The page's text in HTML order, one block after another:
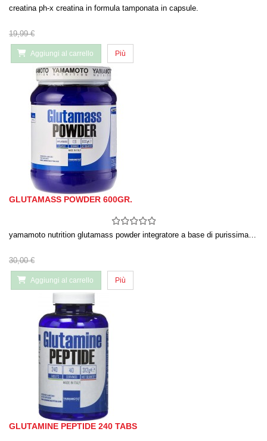
creatina ph-x creatina in formula tamponata in capsule.
19,99 €
Aggiungi al carrello Più
GLUTAMASS POWDER 600GR.
yamamoto nutrition glutamass powder integratore a base di purissima…
30,00 €
Aggiungi al carrello Più
GLUTAMINE PEPTIDE 240 TABS